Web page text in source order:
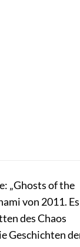
„Ghosts of the
von 2011.
des Chaos
Geschichten